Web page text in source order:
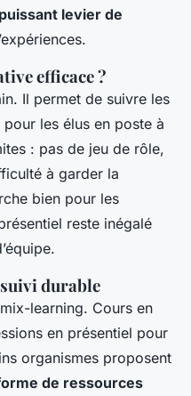
levier de
efficace ?
Il permet de suivre les
les élus en poste à
: pas de jeu de rôle,
à garder la
bien pour les
reste inégalé
durable
learning. Cours en
en présentiel pour
organismes proposent
de ressources